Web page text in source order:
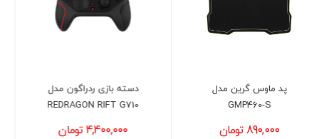
دسته بازی ردراگون مدل
REDRAGON RIFT G710
4,400,000 تومان
کیبورد با سیم گرین مدل
GREEN GK304
1,850,000 تومان